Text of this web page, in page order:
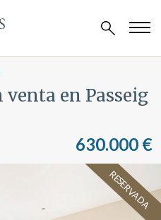
en Passeig
630.000 €
RESERVADA